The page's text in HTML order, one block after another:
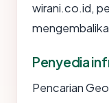
wirani.co.id,
Penyedia
Pencarian